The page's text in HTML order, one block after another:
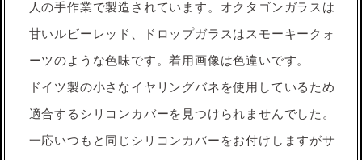
人の手作業で製造されています。オクタゴンガラスは
甘いルビーレッド、ドロップガラスはスモーキークォ
ーツのような色味です。着用画像は色違いです。
ドイツ製の小さなイヤリングバネを使用しているため
適合するシリコンカバーを見つけられませんでした。
一応いつもと同じシリコンカバーをお付けしますがサ